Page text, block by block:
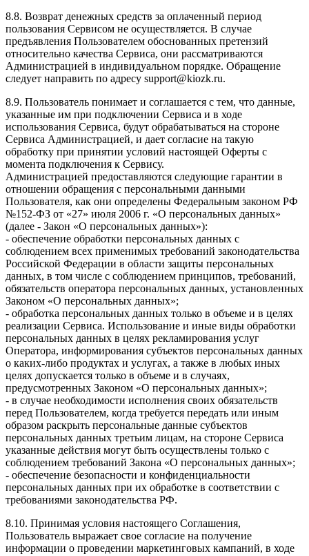
8.8. Возврат денежных средств за оплаченный период
пользования Сервисом не осуществляется. В случае
предъявления Пользователем обоснованных претензий
относительно качества Сервиса, они рассматриваются
Администрацией в индивидуальном порядке. Обращение
следует направить по адресу support@kiozk.ru.
8.9. Пользователь понимает и соглашается с тем, что данные,
указанные им при подключении Сервиса и в ходе
использования Сервиса, будут обрабатываться на стороне
Сервиса Администрацией, и дает согласие на такую
обработку при принятии условий настоящей Оферты с
момента подключения к Сервису.
Администрацией предоставляются следующие гарантии в
отношении обращения с персональными данными
Пользователя, как они определены Федеральным законом РФ
№152-ФЗ от «27» июля 2006 г. «О персональных данных»
(далее - Закон «О персональных данных»):
- обеспечение обработки персональных данных с
соблюдением всех применимых требований законодательства
Российской Федерации в области защиты персональных
данных, в том числе с соблюдением принципов, требований,
обязательств оператора персональных данных, установленных
Законом «О персональных данных»;
- обработка персональных данных только в объеме и в целях
реализации Сервиса. Использование и иные виды обработки
персональных данных в целях рекламирования услуг
Оператора, информирования субъектов персональных данных
о каких-либо продуктах и услугах, а также в любых иных
целях допускается только в объеме и в случаях,
предусмотренных Законом «О персональных данных»;
- в случае необходимости исполнения своих обязательств
перед Пользователем, когда требуется передать или иным
образом раскрыть персональные данные субъектов
персональных данных третьим лицам, на стороне Сервиса
указанные действия могут быть осуществлены только с
соблюдением требований Закона «О персональных данных»;
- обеспечение безопасности и конфиденциальности
персональных данных при их обработке в соответствии с
требованиями законодательства РФ.
8.10. Принимая условия настоящего Соглашения,
Пользователь выражает свое согласие на получение
информации о проведении маркетинговых кампаний, в ходе